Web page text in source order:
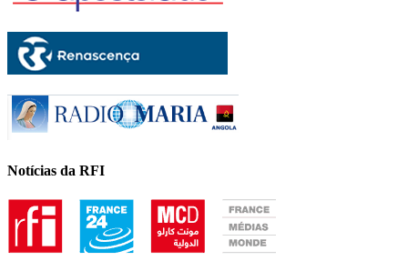
Notícias da RFI